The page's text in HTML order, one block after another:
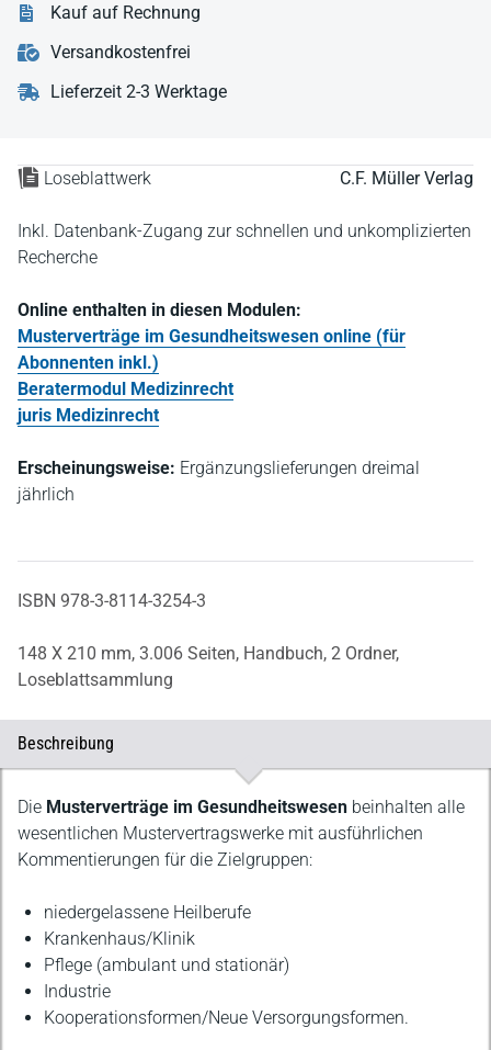
Loseblattwerk C.F. Müller Verlag
Inkl. Datenbank-Zugang zur schnellen und unkomplizierten
Recherche
Online enthalten in diesen Modulen:
Musterverträge im Gesundheitswesen online (für
Abonnenten inkl.)
Beratermodul Medizinrecht
juris Medizinrecht
Erscheinungsweise: Ergänzungslieferungen dreimal
jährlich
ISBN 978-3-8114-3254-3
148 X 210 mm, 3.006 Seiten, Handbuch, 2 Ordner,
Loseblattsammlung
Kauf auf Rechnung
Versandkostenfrei
Lieferzeit 2-3 Werktage
Beschreibung
Beschreibung
Die Musterverträge im Gesundheitswesen beinhalten alle
wesentlichen Mustervertragswerke mit ausführlichen
Kommentierungen für die Zielgruppen:
niedergelassene Heilberufe
Krankenhaus/Klinik
Pflege (ambulant und stationär)
Industrie
Kooperationsformen/Neue Versorgungsformen.